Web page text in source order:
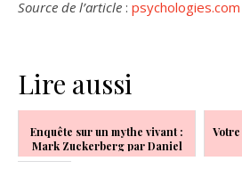
Source de l’article : psychologies.com
Lire aussi
Enquête sur un mythe vivant :
Mark Zuckerberg par Daniel
Ichbiah